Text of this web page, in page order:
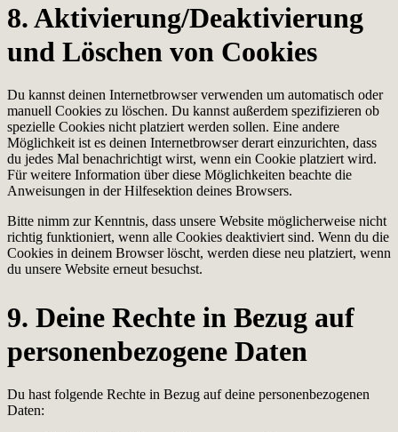
8. Aktivierung/Deaktivierung
und Löschen von Cookies
Du kannst deinen Internetbrowser verwenden um automatisch oder
manuell Cookies zu löschen. Du kannst außerdem spezifizieren ob
spezielle Cookies nicht platziert werden sollen. Eine andere
Möglichkeit ist es deinen Internetbrowser derart einzurichten, dass
du jedes Mal benachrichtigt wirst, wenn ein Cookie platziert wird.
Für weitere Information über diese Möglichkeiten beachte die
Anweisungen in der Hilfesektion deines Browsers.
Bitte nimm zur Kenntnis, dass unsere Website möglicherweise nicht
richtig funktioniert, wenn alle Cookies deaktiviert sind. Wenn du die
Cookies in deinem Browser löscht, werden diese neu platziert, wenn
du unsere Website erneut besuchst.
9. Deine Rechte in Bezug auf
personenbezogene Daten
Du hast folgende Rechte in Bezug auf deine personenbezogenen
Daten: